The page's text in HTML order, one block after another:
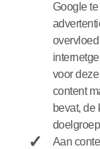
Google
voor
content
bevat, de
Aan